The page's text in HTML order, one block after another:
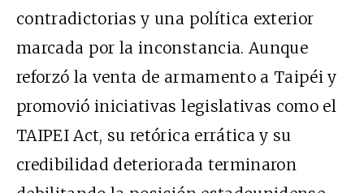
contradictorias y una política exterior
marcada por la inconstancia. Aunque
reforzó la venta de armamento a Taipéi y
promovió iniciativas legislativas como el
TAIPEI Act, su retórica errática y su
credibilidad deteriorada terminaron